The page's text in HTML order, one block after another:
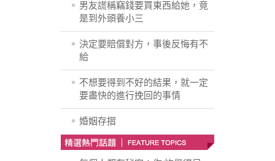
男友謊稱竊錢要買東西給她，竟
是到外頭養小三
決定要賠償對方，事後反悔有不
給
不想要得到不好的結果，就一定
要盡快的進行挽回的事情
婚姻存摺